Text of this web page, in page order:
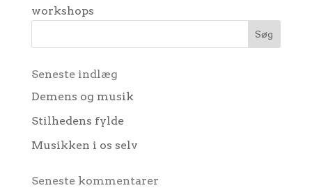
workshops
Seneste indlæg
Demens og musik
Stilhedens fylde
Musikken i os selv
Seneste kommentarer